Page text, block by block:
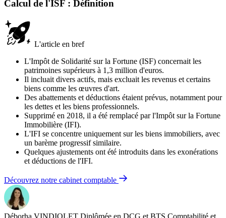
Calcul de l'ISF : Définition
L'article en bref
L'Impôt de Solidarité sur la Fortune (ISF) concernait les
patrimoines supérieurs à 1,3 million d'euros.
Il incluait divers actifs, mais excluait les revenus et certains
biens comme les œuvres d'art.
Des abattements et déductions étaient prévus, notamment pour
les dettes et les biens professionnels.
Supprimé en 2018, il a été remplacé par l'Impôt sur la Fortune
Immobilière (IFI).
L'IFI se concentre uniquement sur les biens immobiliers, avec
un barème progressif similaire.
Quelques ajustements ont été introduits dans les exonérations
et déductions de l'IFI.
Découvrez notre cabinet comptable
Déborha VINDIOLET Diplômée en DCG et BTS Comptabilité et